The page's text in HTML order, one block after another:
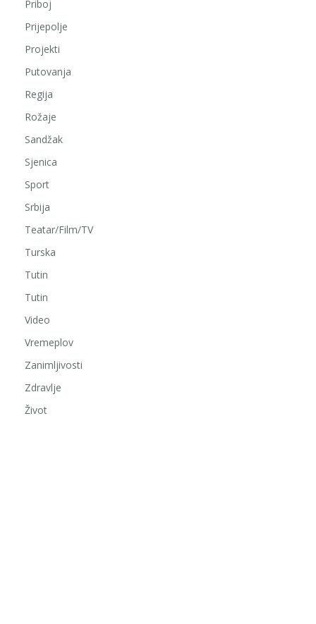
Priboj
Prijepolje
Projekti
Putovanja
Regija
Rožaje
Sandžak
Sjenica
Sport
Srbija
Teatar/Film/TV
Turska
Tutin
Tutin
Video
Vremeplov
Zanimljivosti
Zdravlje
Život